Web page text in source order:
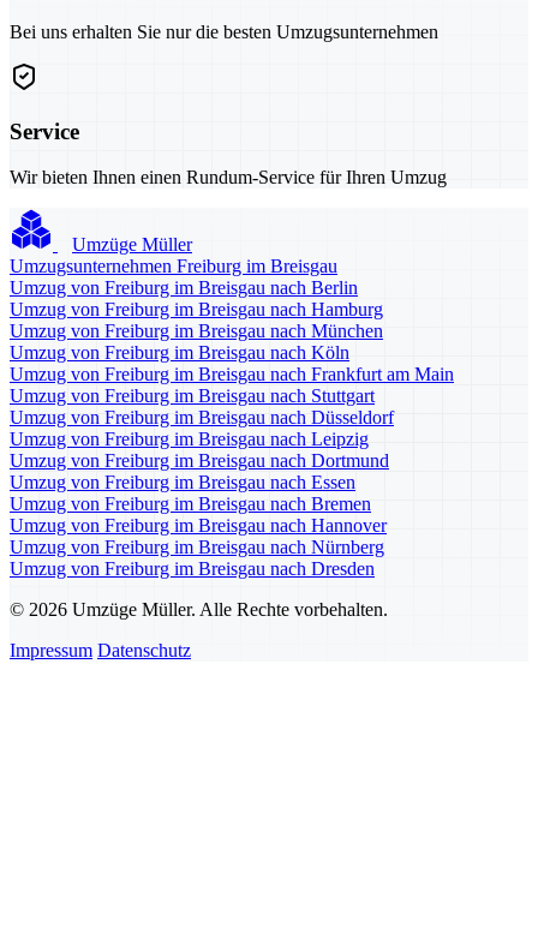
Bei uns erhalten Sie nur die besten Umzugsunternehmen
Service
Wir bieten Ihnen einen Rundum-Service für Ihren Umzug
Umzüge Müller
Umzugsunternehmen Freiburg im Breisgau
Umzug von Freiburg im Breisgau nach Berlin
Umzug von Freiburg im Breisgau nach Hamburg
Umzug von Freiburg im Breisgau nach München
Umzug von Freiburg im Breisgau nach Köln
Umzug von Freiburg im Breisgau nach Frankfurt am Main
Umzug von Freiburg im Breisgau nach Stuttgart
Umzug von Freiburg im Breisgau nach Düsseldorf
Umzug von Freiburg im Breisgau nach Leipzig
Umzug von Freiburg im Breisgau nach Dortmund
Umzug von Freiburg im Breisgau nach Essen
Umzug von Freiburg im Breisgau nach Bremen
Umzug von Freiburg im Breisgau nach Hannover
Umzug von Freiburg im Breisgau nach Nürnberg
Umzug von Freiburg im Breisgau nach Dresden
© 2026 Umzüge Müller. Alle Rechte vorbehalten.
Impressum Datenschutz